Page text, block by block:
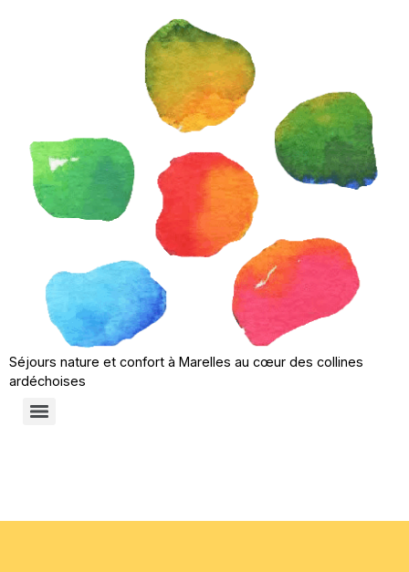
Séjours nature et confort à Marelles au cœur des collines
ardéchoises